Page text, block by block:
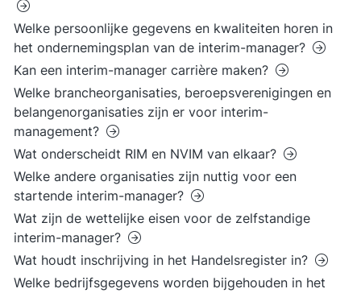
Welke persoonlijke gegevens en kwaliteiten horen in
het ondernemingsplan van de interim-manager?
Kan een interim-manager carrière maken?
Welke brancheorganisaties, beroepsverenigingen en
belangenorganisaties zijn er voor interim-
management?
Wat onderscheidt RIM en NVIM van elkaar?
Welke andere organisaties zijn nuttig voor een
startende interim-manager?
Wat zijn de wettelijke eisen voor de zelfstandige
interim-manager?
Wat houdt inschrijving in het Handelsregister in?
Welke bedrijfsgegevens worden bijgehouden in het